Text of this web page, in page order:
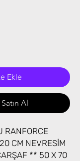
Ekle
Al
RANFORCE
CM NEVRESİM
** 50 X 70